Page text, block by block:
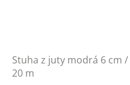
Stuha z juty modrá 6 cm /
20 m